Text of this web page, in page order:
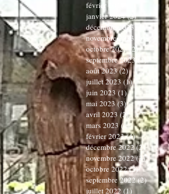
février 2024
janvier 2024 (2)2 posts
décembre 2023 (1)
1 post
novembre 2023
(6)
6 posts
octobre 2023 (2)2 posts
septembre 2023 (1)
août 2023 (2)2 posts
juillet 2023 (1)1 post
juin 2023 (1)1 post
mai 2023 (3)3 posts
avril 2023 (2)2 posts
mars 2023 (1)1 post
février 2023 (4)4 posts
décembre 2022 (2)2 posts
novembre 2022 (3)3 posts
octobre 2022 (3)3 posts
septembre 2022 (2)2 posts
juillet 2022 (1) 1 post